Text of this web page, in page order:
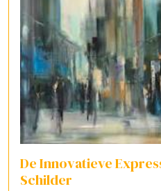
De Innovatieve
Schilder